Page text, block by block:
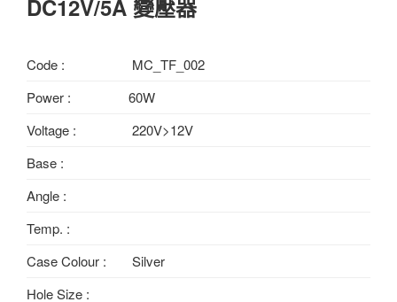
DC12V/5A 變壓器
Code :
MC_TF_002
Power :
60W
Voltage :
220V>12V
Base :
Angle :
Temp. :
Case Colour :
Silver
Hole Size :